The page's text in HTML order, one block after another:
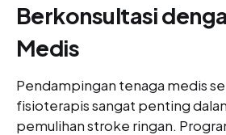
Berkonsultasi
Medis
Pendampingan tenaga medis
fisioterapis sangat penting
pemulihan stroke ringan.